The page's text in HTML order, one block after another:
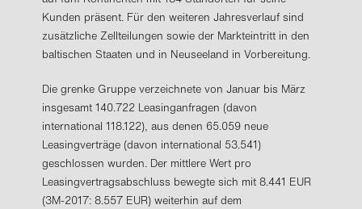
Kunden präsent. Für den weiteren Jahresverlauf sind
zusätzliche Zellteilungen sowie der Markteintritt in den
baltischen Staaten und in Neuseeland in Vorbereitung.
Die grenke Gruppe verzeichnete von Januar bis März
insgesamt 140.722 Leasinganfragen (davon
international 118.122), aus denen 65.059 neue
Leasingverträge (davon international 53.541)
geschlossen wurden. Der mittlere Wert pro
Leasingvertragsabschluss bewegte sich mit 8.441 EUR
(3M-2017: 8.557 EUR) weiterhin auf dem